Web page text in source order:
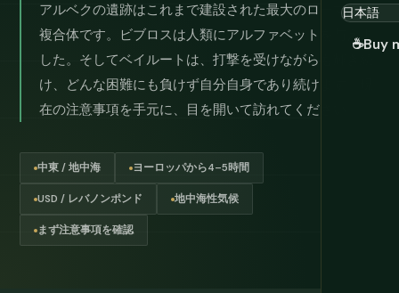
☕Buy
アルベクの遺跡はこれまで建設された最大のローマ寺院
複合体です。ビブロスは人類にアルファベットを与えま
した。そしてベイルートは、打撃を受けながらも輝き続
け、どんな困難にも負けず自分自身であり続けます。現
在の注意事項を手元に、目を開いて訪れてください。
中東 / 地中海 ヨーロッパから4–5時間
USD / レバノンポンド 地中海性気候
まず注意事項を確認